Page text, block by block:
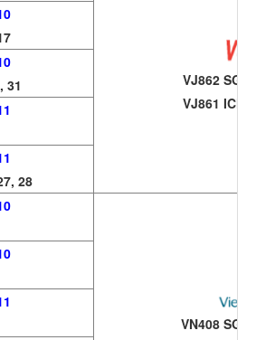
VJ862 SGN
VJ861 ICN
31
28
VN408